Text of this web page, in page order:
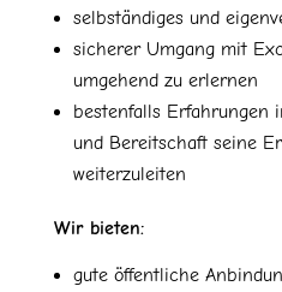
selbständiges und
sicherer Umgang mit
umgehend zu erlernen
bestenfalls Erfahrungen
und Bereitschaft seine
weiterzuleiten
Wir bieten:
gute öffentliche